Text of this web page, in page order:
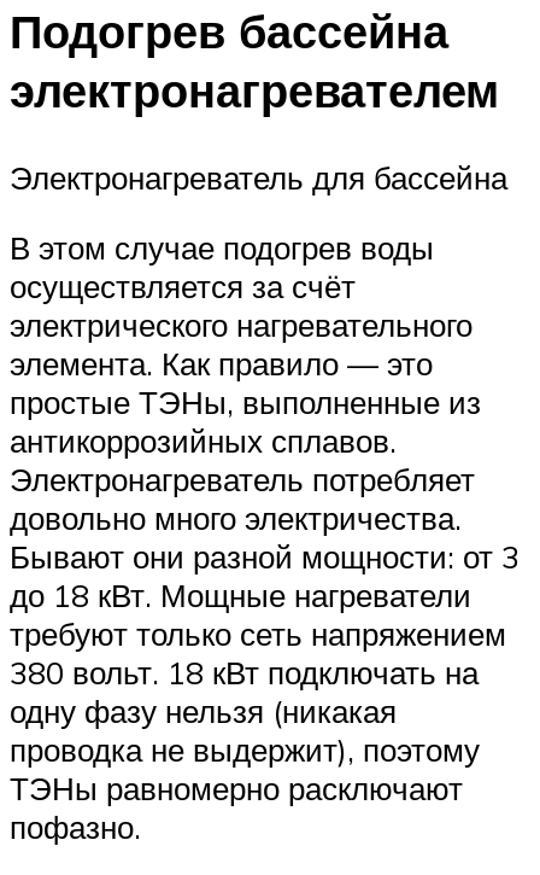
Подогрев бассейна
электронагревателем
Электронагреватель для бассейна
В этом случае подогрев воды
осуществляется за счёт
электрического нагревательного
элемента. Как правило — это
простые ТЭНы, выполненные из
антикоррозийных сплавов.
Электронагреватель потребляет
довольно много электричества.
Бывают они разной мощности: от 3
до 18 кВт. Мощные нагреватели
требуют только сеть напряжением
380 вольт. 18 кВт подключать на
одну фазу нельзя (никакая
проводка не выдержит), поэтому
ТЭНы равномерно расключают
пофазно.